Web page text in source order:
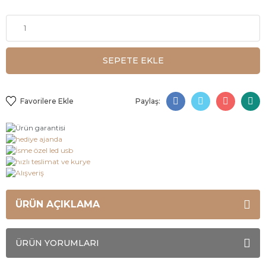
SEPETE EKLE
Paylaş:
ÜRÜN AÇIKLAMA
ÜRÜN YORUMLARI